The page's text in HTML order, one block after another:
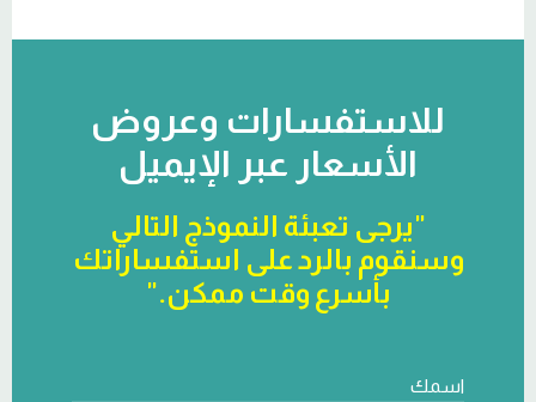
للاستفسارات وعروض
الأسعار عبر الإيميل
"يرجى تعبئة النموذج التالي
وسنقوم بالرد على استفساراتك
بأسرع وقت ممكن."
اسمك